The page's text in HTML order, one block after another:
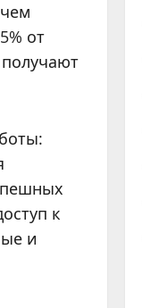
от
к
и